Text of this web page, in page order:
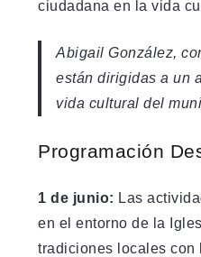
ciudadana en la vida
Abigail González,
están dirigidas a un
vida cultural del
Programación
1 de junio: Las
en el entorno de la
tradiciones locales con